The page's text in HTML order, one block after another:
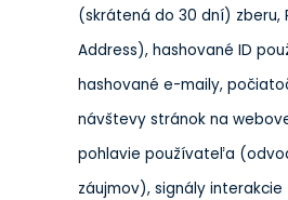
(skrátená do 30 dní) zberu,
Address), hashované ID
hashované e-maily,
návštevy stránok na
pohlavie používateľa
záujmov), signály